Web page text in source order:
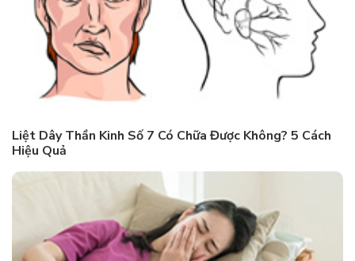
Liệt Dây Thần Kinh Số 7 Có Chữa Được Không? 5 Cách
Hiệu Quả